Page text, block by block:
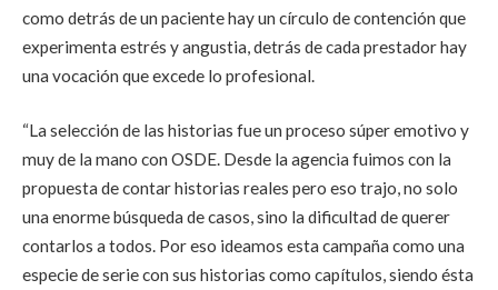
como detrás de un paciente hay un círculo de contención que
experimenta estrés y angustia, detrás de cada prestador hay
una vocación que excede lo profesional.
“La selección de las historias fue un proceso súper emotivo y
muy de la mano con OSDE. Desde la agencia fuimos con la
propuesta de contar historias reales pero eso trajo, no solo
una enorme búsqueda de casos, sino la dificultad de querer
contarlos a todos. Por eso ideamos esta campaña como una
especie de serie con sus historias como capítulos, siendo ésta